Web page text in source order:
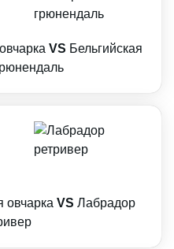
VS Бельгийская
овчарка VS Лабрадор